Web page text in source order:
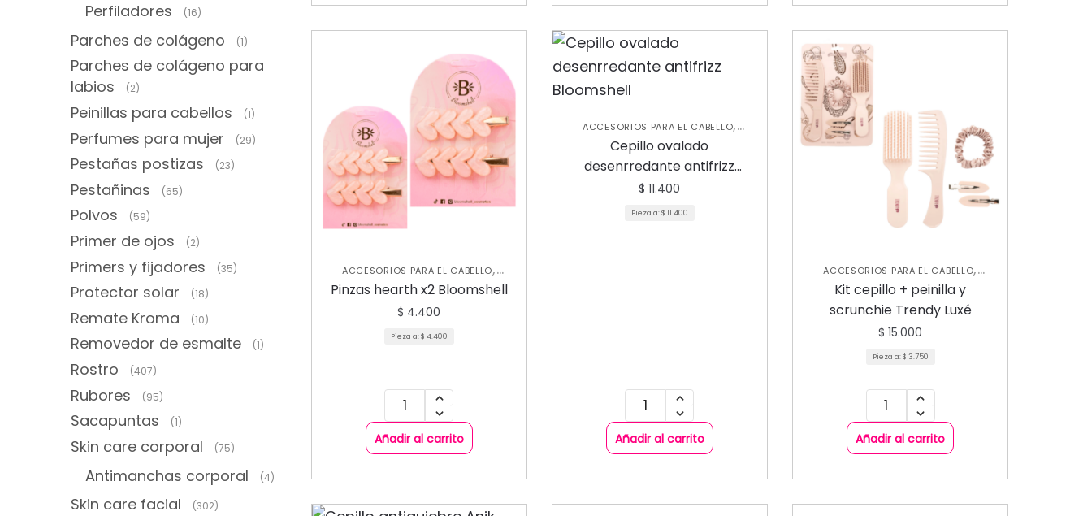
ACCESORIOS PARA EL CABELLO,
NUEVA COLECCIÓN,VARIEDADES
Pinzas hearth x2 Bloomshell
$ 4.400
Pieza a:$ 4.400
Añadir al carrito
ACCESORIOS PARA EL CABELLO,
CUIDADO CAPILAR,NUEVA
COLECCIÓN
Cepillo ovalado
desenrredante antifrizz
Bloomshell
$ 11.400
Pieza a:$ 11.400
Añadir al carrito
ACCESORIOS PARA EL CABELLO,
CUIDADO CAPILAR,NUEVA
COLECCIÓN
Kit cepillo + peinilla y
scrunchie Trendy Luxé
$ 15.000
Pieza a:$ 3.750
Añadir al carrito
Perfiladores (16)
Parches de colágeno (1)
Parches de colágeno para
labios
(2)
Peinillas para cabellos (1)
Perfumes para mujer (29)
Pestañas postizas (23)
Pestañinas (65)
Polvos (59)
Primer de ojos (2)
Primers y fijadores (35)
Protector solar (18)
Remate Kroma (10)
Removedor de esmalte (1)
Rostro (407)
Rubores (95)
Sacapuntas (1)
Skin care corporal (75)
Antimanchas corporal (4)
Skin care facial (302)